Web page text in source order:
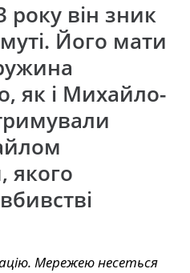
року він зник
Його мати
як і Михайло-
якого
Мережею несеться